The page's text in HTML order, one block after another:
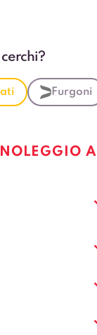
Furgoni
A